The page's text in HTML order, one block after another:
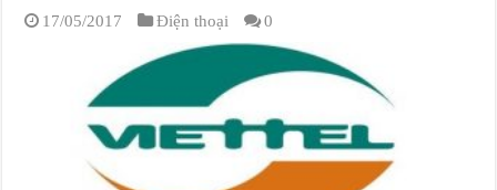
17/05/2017 Điện thoại 0